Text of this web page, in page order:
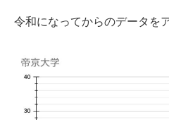
令和になってからのデータを